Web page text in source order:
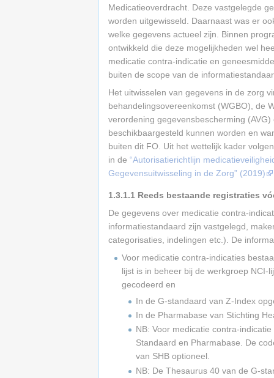
Medicatieoverdracht. Deze vastgelegde
worden uitgewisseld. Daarnaast was er
welke gegevens actueel zijn. Binnen
ontwikkeld die deze mogelijkheden wel
medicatie contra-indicatie en
buiten de scope van de
Het uitwisselen van gegevens in de zorg
behandelingsovereenkomst (WGBO), de
verordening gegevensbescherming
beschikbaargesteld kunnen worden en
buiten dit FO. Uit het wettelijk kader
in de “Autorisatierichtlijn
Gegevensuitwisseling in de Zorg” (2019)
1.3.1.1 Reeds bestaande registraties
De gegevens over medicatie contra-
informatiestandaard zijn vastgelegd,
categorisaties, indelingen etc.). De
Voor medicatie contra-indicaties
lijst is in beheer bij de werkgroep NCI-
gecodeerd en
In de G-standaard van Z-Index
In de Pharmabase van Stichting
NB: Voor medicatie contra-
Standaard en Pharmabase. De
van SHB optioneel.
NB: De Thesaurus 40 van de G-